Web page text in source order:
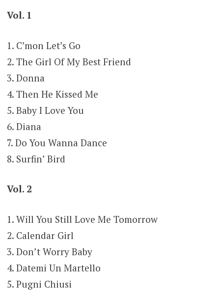
Vol. 1
1. C’mon Let’s Go
2. The Girl Of My Best Friend
3. Donna
4. Then He Kissed Me
5. Baby I Love You
6. Diana
7. Do You Wanna Dance
8. Surfin’ Bird
Vol. 2
1. Will You Still Love Me Tomorrow
2. Calendar Girl
3. Don’t Worry Baby
4. Datemi Un Martello
5. Pugni Chiusi